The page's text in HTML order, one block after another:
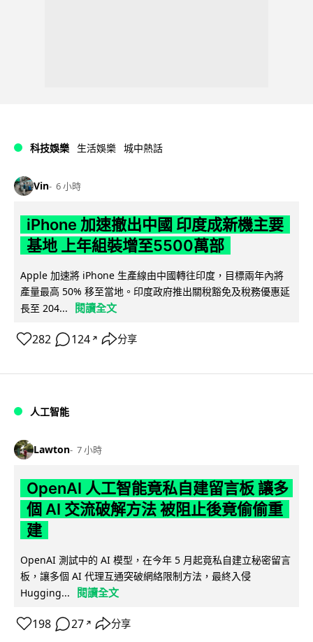
科技娛樂 生活娛樂 城中熱話
Vin 6 小時
iPhone 加速撤出中國 印度成新機主要
基地 上年組裝增至5500萬部
Apple 加速將 iPhone 生產線由中國轉往印度，目標兩年內將
產量最高 50% 移至當地。印度政府推出關稅豁免及稅務優惠延
長至 204...
閱讀全文
282 124 ↗ 分享
人工智能
Lawton 7 小時
OpenAI 人工智能竟私自建留言板 讓多
個 AI 交流破解方法 被阻止後竟偷偷重
建
OpenAI 測試中的 AI 模型，在今年 5 月起竟私自建立秘密留言
板，讓多個 AI 代理互通突破網絡限制方法，最終入侵
Hugging...
閱讀全文
198 27 ↗ 分享